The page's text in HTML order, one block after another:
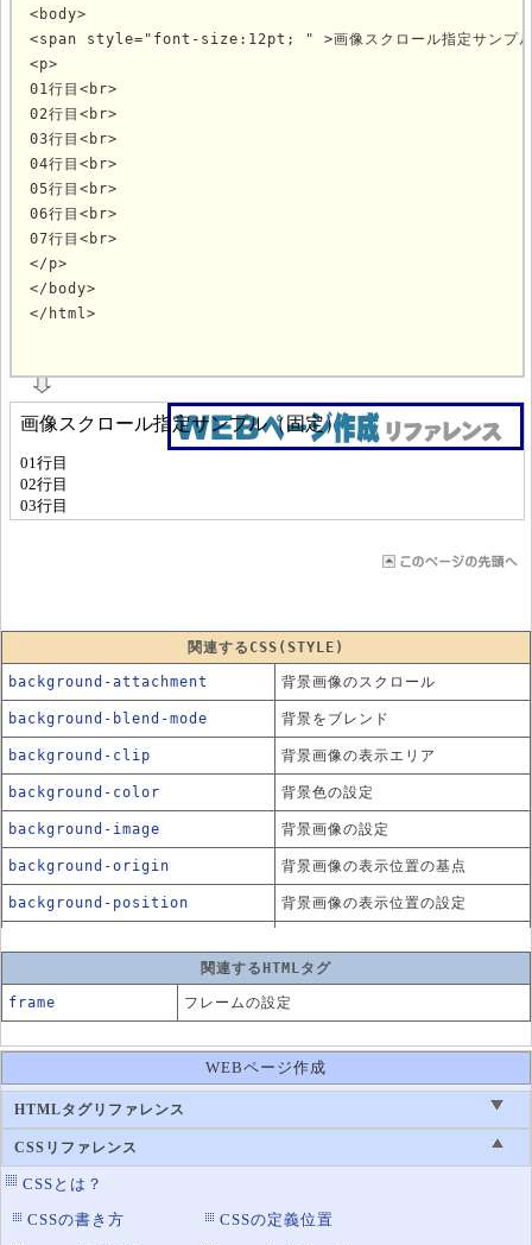
<body>
<span style="font-size:12pt; " >画像スクロール指定サンプル
<p>
01行目<br>
02行目<br>
03行目<br>
04行目<br>
05行目<br>
06行目<br>
07行目<br>
</p>
</body>
</html>
関連するCSS(STYLE)
background-attachment 背景画像のスクロール
background-blend-mode 背景をブレンド
background-clip 背景画像の表示エリア
background-color 背景色の設定
background-image 背景画像の設定
background-origin 背景画像の表示位置の基点
background-position 背景画像の表示位置の設定
背景画像の表示サイズ設定
関連するHTMLタグ
frame フレームの設定
WEBページ作成
HTMLタグリファレンス
CSSリファレンス
CSSとは？
CSSの書き方
CSSの定義位置